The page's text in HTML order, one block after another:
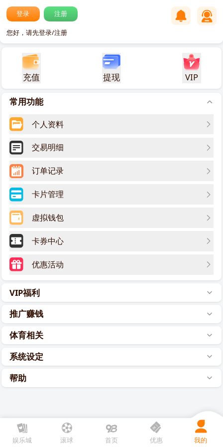
登录 注册
您好，请先登录/注册
充值 提现 VIP
常用功能
个人资料
交易明细
VIP福利
推广赚钱
体育相关
系统设定
帮助
娱乐城 滚球 优惠 我的